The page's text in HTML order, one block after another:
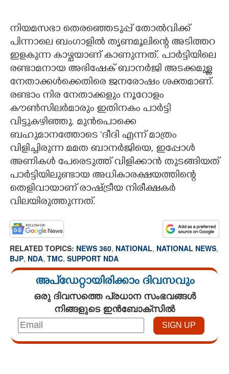
നിയമസഭാ തെരഞ്ഞെടുപ്പ് തോൽവിക്ക്
പിന്നാലെ ബംഗാളിൽ തൃണമൂലിന്റെ അടിത്തറ
ഇളകുന്ന കാഴ്ചയാണ് കാണുന്നത്. പാർട്ടിയിലെ
രണ്ടാമനായ അഭിഷേക് ബാനർജി അടക്കമുള്ള
നേതാക്കൾക്കെതിരെ ജനരോഷം ശക്തമാണ്.
രണ്ടാം നിര നേതാക്കളും നൂറോളം
കൗൺസിലർമാരും ഇതിനകം പാർട്ടി
വിട്ടുകഴിഞ്ഞു. മുൻപൊക്കെ
ബഹുമാനത്തോടെ 'ദീദി എന്ന് മാത്രം
വിളിച്ചിരുന്ന മമത ബാനർജിയെ, ഇപ്പോൾ
അണികൾ പേരെടുത്ത് വിളിക്കാൻ തുടങ്ങിയത്
പാർട്ടിയിലുണ്ടായ അധികാരക്ഷയത്തിന്റെ
തെളിവായാണ് രാഷ്ട്രീയ നിരീക്ഷകർ
വിലയിരുത്തുന്നത്.
RELATED TOPICS: NEWS 360, NATIONAL, NATIONAL NEWS,
BJP, NDA, TMC, SUPPORT NDA
അപ്ഡേറ്റായിരിക്കാം ദിവസവും
ഒരു ദിവസത്തെ പ്രധാന സംഭവങ്ങൾ
നിങ്ങളുടെ ഇൻബോക്സിൽ